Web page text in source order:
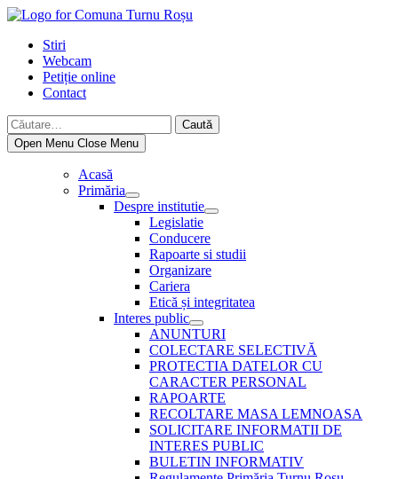
Skip
contentStiri
Webcam
Petiție online
Contact
Caută
după:
Open Menu Close Menu
Acasă
Primăria
Show
sub
menu
Despre institutie
Show
Legislatie
Conducere
Rapoarte si studii
Organizare
Cariera
Etică și integritatea
Interes public
Show
sub
menu
ANUNTURI
COLECTARE SELECTIVĂ
PROTECTIA DATELOR CU
CARACTER PERSONAL
RAPOARTE
RECOLTARE MASA LEMNOASA
SOLICITARE INFORMATII DE
INTERES PUBLIC
BULETIN INFORMATIV